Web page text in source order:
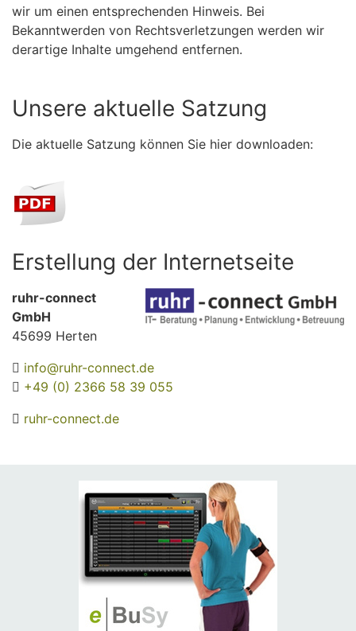
wir um einen entsprechenden Hinweis. Bei
Bekanntwerden von Rechtsverletzungen werden wir
derartige Inhalte umgehend entfernen.
Unsere aktuelle Satzung
Die aktuelle Satzung können Sie hier downloaden:
Erstellung der Internetseite
ruhr-connect
GmbH
45699 Herten
info@ruhr-connect.de
+49 (0) 2366 58 39 055
ruhr-connect.de